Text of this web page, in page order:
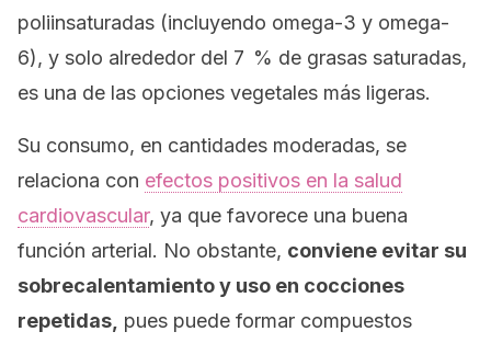
poliinsaturadas (incluyendo omega-3 y omega-
6), y solo alrededor del 7 % de grasas saturadas,
es una de las opciones vegetales más ligeras.
Su consumo, en cantidades moderadas, se
relaciona con efectos positivos en la salud
cardiovascular, ya que favorece una buena
función arterial. No obstante, conviene evitar su
sobrecalentamiento y uso en cocciones
repetidas, pues puede formar compuestos